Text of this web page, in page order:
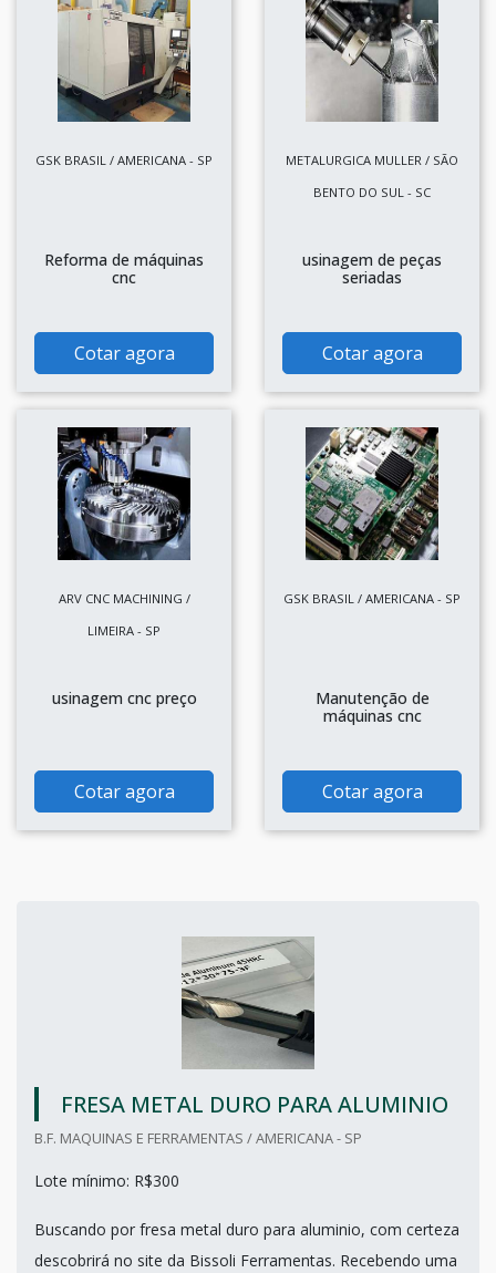
GSK BRASIL / AMERICANA - SP
Reforma de máquinas
cnc
Cotar agora
METALURGICA MULLER / SÃO
BENTO DO SUL - SC
usinagem de peças
seriadas
Cotar agora
ARV CNC MACHINING /
LIMEIRA - SP
usinagem cnc preço
Cotar agora
GSK BRASIL / AMERICANA - SP
Manutenção de
máquinas cnc
Cotar agora
FRESA METAL DURO PARA ALUMINIO
B.F. MAQUINAS E FERRAMENTAS / AMERICANA - SP
Lote mínimo: R$300
Buscando por fresa metal duro para aluminio, com certeza
descobrirá no site da Bissoli Ferramentas. Recebendo uma